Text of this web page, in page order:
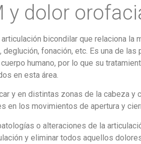
y dolor
bicondilar que relaciona la
fonación, etc. Es una de
humano, por lo que su
en esta área.
y en distintas zonas de la cabeza y
en los movimientos de apertura y
o alteraciones de la
y eliminar todos aquellos